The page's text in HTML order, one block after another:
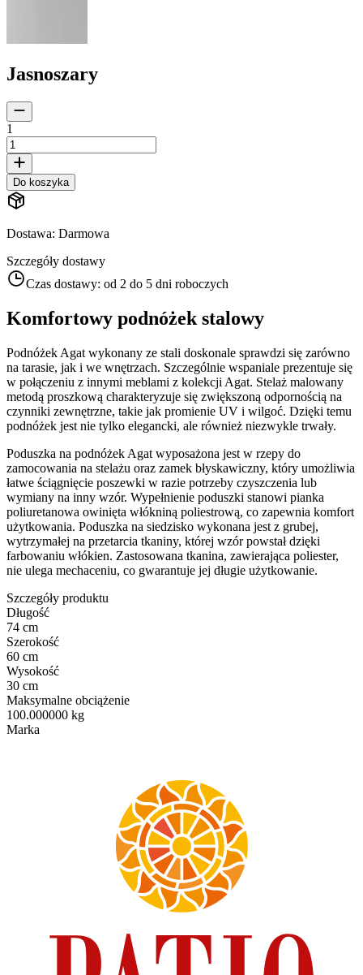
Jasnoszary
1
Do koszyka
Dostawa: Darmowa
Szczegóły dostawy
Czas dostawy: od 2 do 5 dni roboczych
Komfortowy podnóżek stalowy
Podnóżek Agat wykonany ze stali doskonale sprawdzi się zarówno
na tarasie, jak i we wnętrzach. Szczególnie wspaniale prezentuje się
w połączeniu z innymi meblami z kolekcji Agat. Stelaż malowany
metodą proszkową charakteryzuje się zwiększoną odpornością na
czynniki zewnętrzne, takie jak promienie UV i wilgoć. Dzięki temu
podnóżek jest nie tylko elegancki, ale również niezwykle trwały.
Poduszka na podnóżek Agat wyposażona jest w rzepy do
zamocowania na stelażu oraz zamek błyskawiczny, który umożliwia
łatwe ściągnięcie poszewki w razie potrzeby czyszczenia lub
wymiany na inny wzór. Wypełnienie poduszki stanowi pianka
poliuretanowa owinięta włókniną poliestrową, co zapewnia komfort
użytkowania. Poduszka na siedzisko wykonana jest z grubej,
wytrzymałej na przetarcia tkaniny, której wzór powstał dzięki
farbowaniu włókien. Zastosowana tkanina, zawierająca poliester,
nie ulega mechaceniu, co gwarantuje jej długie użytkowanie.
Szczegóły produktu
Długość
74 cm
Szerokość
60 cm
Wysokość
30 cm
Maksymalne obciążenie
100.000000 kg
Marka